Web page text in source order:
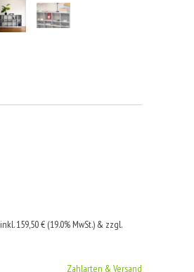
inkl. 159,50 € (19.0% MwSt.) & zzgl.
Zahlarten & Versand